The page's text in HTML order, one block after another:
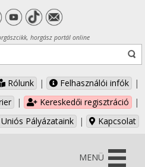
horgász portál online
Rólunk | Felhasználói infók
|
| Kereskedői regisztráció
|
Pályázataink
| Kapcsolat
MENÜ